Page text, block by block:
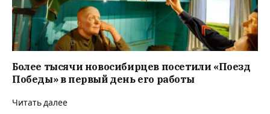
Более тысячи новосибирцев посетили «Поезд
Победы» в первый день его работы
Читать далее